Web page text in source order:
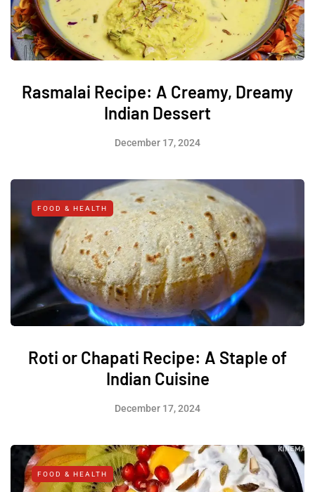
Rasmalai Recipe: A Creamy, Dreamy
Indian Dessert
December 17, 2024
FOOD & HEALTH
Roti or Chapati Recipe: A Staple of
Indian Cuisine
December 17, 2024
FOOD & HEALTH